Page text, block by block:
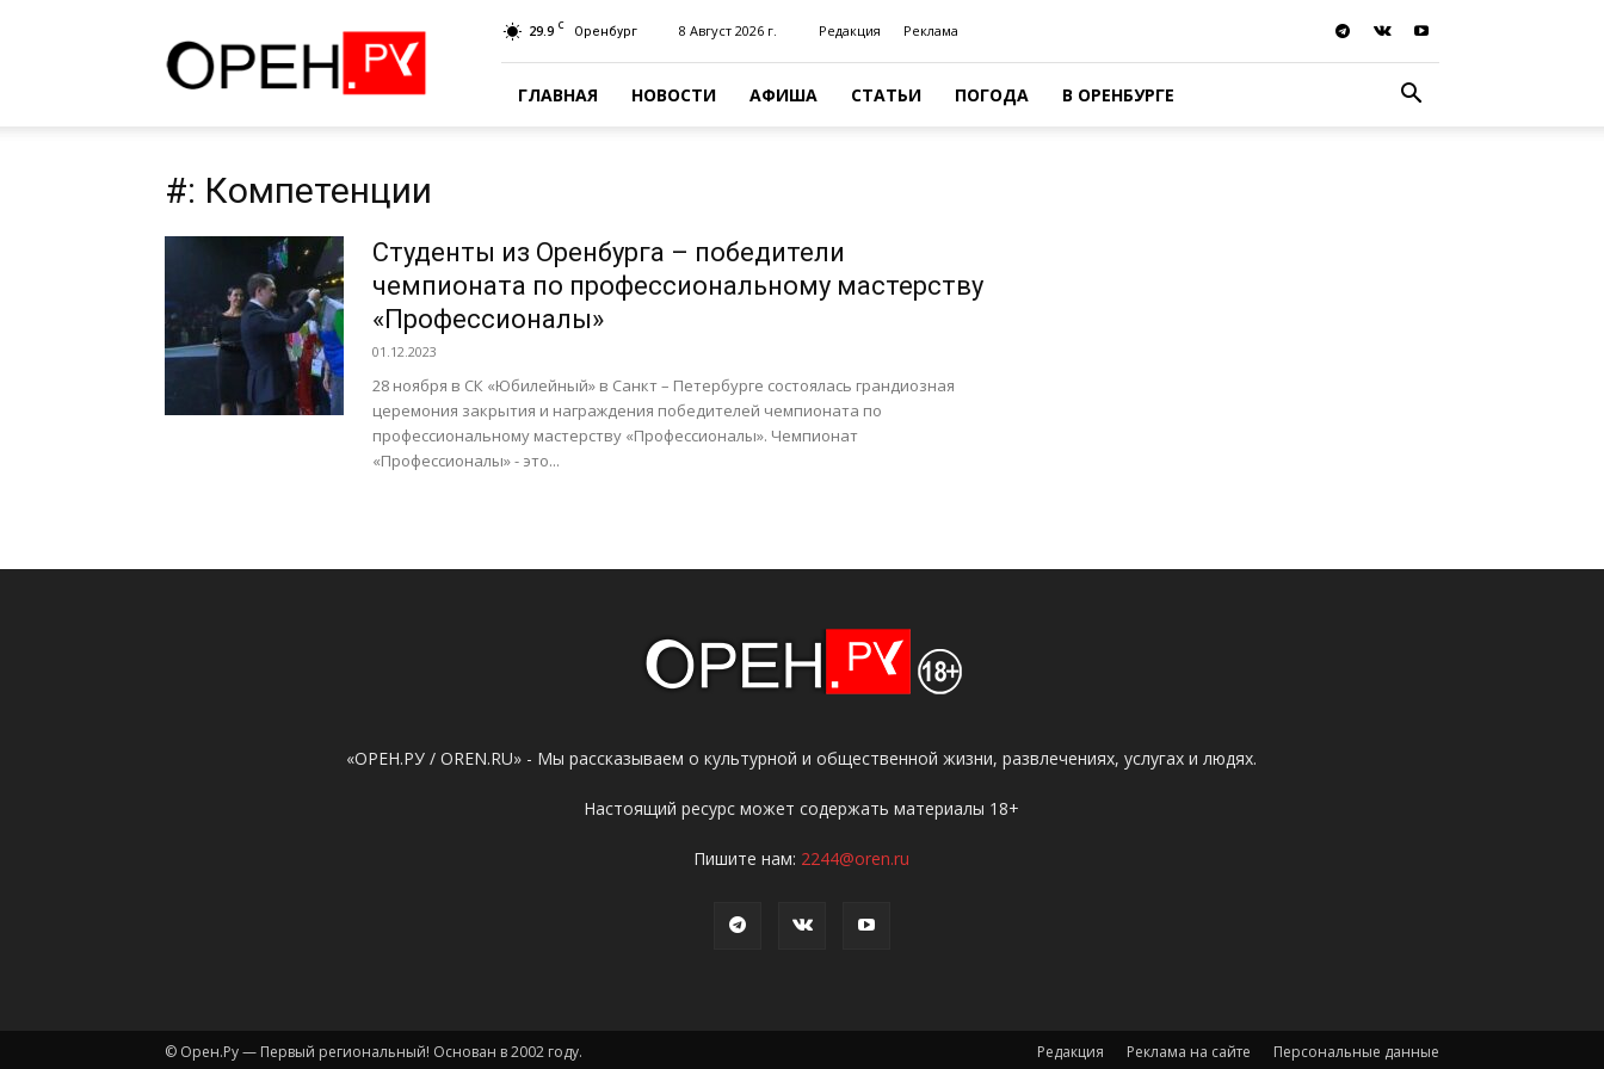
29.9 C Оренбург 8 Август 2026 г. Редакция Реклама
ГЛАВНАЯ НОВОСТИ АФИША СТАТЬИ ПОГОДА В ОРЕНБУРГЕ
#: Компетенции
Студенты из Оренбурга – победители
чемпионата по профессиональному мастерству
«Профессионалы»
01.12.2023
28 ноября в СК «Юбилейный» в Санкт – Петербурге состоялась грандиозная
церемония закрытия и награждения победителей чемпионата по
профессиональному мастерству «Профессионалы». Чемпионат
«Профессионалы» - это...
«ОРЕН.РУ / OREN.RU» - Мы рассказываем о культурной и общественной жизни, развлечениях, услугах и людях.
Настоящий ресурс может содержать материалы 18+
Пишите нам: 2244@oren.ru
Редакция Реклама на сайте Персональные данные
© Орен.Ру — Первый региональный! Основан в 2002 году.